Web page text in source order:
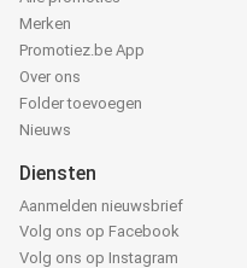
Merken
Promotiez.be App
Over ons
Folder toevoegen
Nieuws
Diensten
Aanmelden nieuwsbrief
Volg ons op Facebook
Volg ons op Instagram